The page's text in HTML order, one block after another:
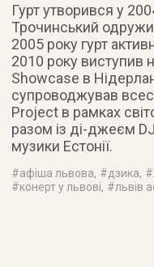
Гурт утворився у
Трочинський
2005 року гурт
2010 року виступив
Showcase в
супроводжував
Project в рамках
разом із ді-джеєм
музики Естонії.
#афіша львова, #дзика, #
#конерт у львові, #львів